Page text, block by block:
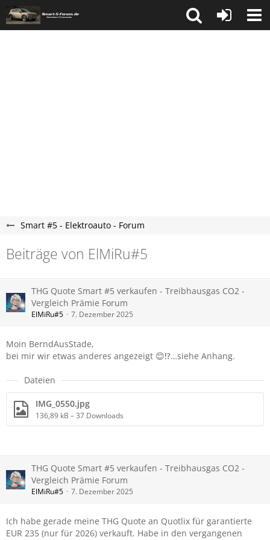
Smart #5 - Elektroauto - Forum
Beiträge von ElMiRu#5
THG Quote Smart #5 verkaufen - Treibhausgas CO2 -
Vergleich Prämie Forum
ElMiRu#5 7. Dezember 2025
Moin BerndAusStade,
bei mir wir etwas anderes angezeigt 😊⁉️…siehe Anhang.
Dateien
IMG_0550.jpg
136,89 kB – 37 Downloads
THG Quote Smart #5 verkaufen - Treibhausgas CO2 -
Vergleich Prämie Forum
ElMiRu#5 7. Dezember 2025
Ich habe gerade meine THG Quote an Quotlix für garantierte
EUR 235 (nur für 2026) verkauft. Habe in den vergangenen